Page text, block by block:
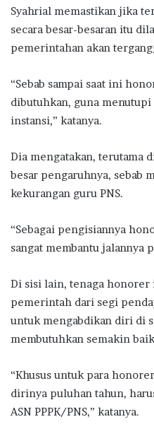
Syahrial memastikan jika
secara besar-besaran itu
pemerintahan akan
“Sebab sampai saat ini
dibutuhkan, guna menutupi
instansi,” katanya.
Dia mengatakan, terutama
besar pengaruhnya, sebab
kekurangan guru PNS.
“Sebagai pengisiannya
sangat membantu jalannya
Di sisi lain, tenaga
pemerintah dari segi
untuk mengabdikan diri di
membutuhkan semakin
“Khusus untuk para
dirinya puluhan tahun,
ASN PPPK/PNS,” katanya.